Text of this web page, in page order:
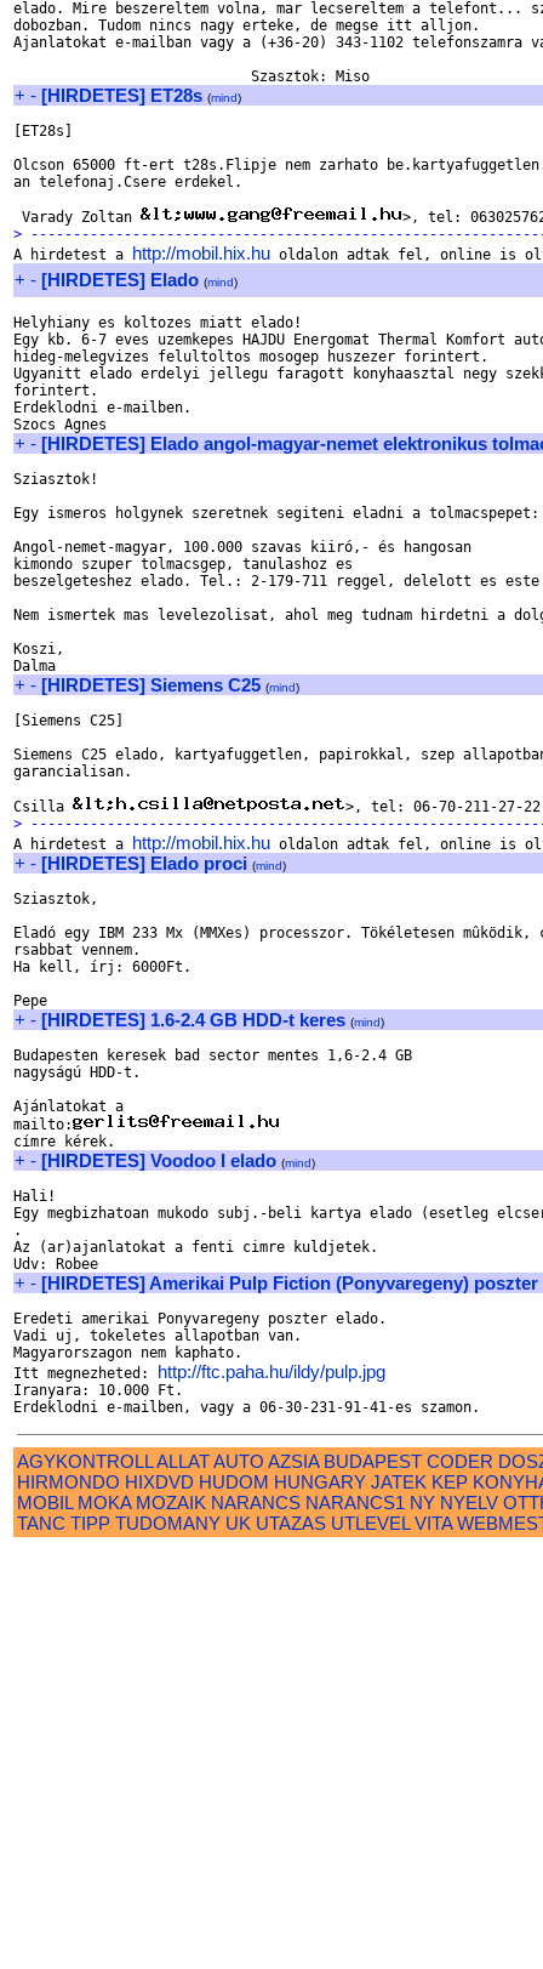
elado. Mire beszereltem volna, mar lecsereltem a telefont...
dobozban. Tudom nincs nagy erteke, de megse itt alljon.
Ajanlatokat e-mailban vagy a (+36-20) 343-1102 telefonszamra
+ - [HIRDETES] ET28s (mind)
[ET28s]
Olcson 65000 ft-ert t28s.Flipje nem zarhato
an telefonaj.Csere erdekel.
Varady Zoltan
>
A hirdetest a http://mobil.hix.hu
+ - [HIRDETES] Elado (mind)
Helyhiany es koltozes miatt elado!
Egy kb. 6-7 eves uzemkepes HAJDU Energomat Thermal Komfort
hideg-melegvizes felultoltos mosogep huszezer forintert.
Ugyanitt elado erdelyi jellegu faragott konyhaasztal negy
forintert.
Erdeklodni e-mailben.
+ - [HIRDETES] Elado angol-magyar-nemet elektronikus
Sziasztok!
Egy ismeros holgynek szeretnek segiteni eladni a tolmacspepet:
Angol-nemet-magyar, 100.000 szavas kiiró,- és hangosan
kimondo szuper tolmacsgep, tanulashoz es
beszelgeteshez elado. Tel.: 2-179-711 reggel, delelott es
Nem ismertek mas levelezolisat, ahol meg tudnam hirdetni a
Koszi,
+ - [HIRDETES] Siemens C25 (mind)
[Siemens C25]
Siemens C25 elado, kartyafuggetlen, papirokkal, szep
garancialisan.
Csilla
>
A hirdetest a http://mobil.hix.hu
+ - [HIRDETES] Elado proci (mind)
Sziasztok,
Eladó egy IBM 233 Mx (MMXes) processzor. Tökéletesen
rsabbat vennem.
Ha kell, írj: 6000Ft.
+ - [HIRDETES] 1.6-2.4 GB HDD-t keres (mind)
Budapesten keresek bad sector mentes 1,6-2.4 GB
nagyságú HDD-t.
Ajánlatokat a
mailto:
+ - [HIRDETES] Voodoo I elado (mind)
Hali!
Egy megbizhatoan mukodo subj.-beli kartya elado (esetleg
.
Az (ar)ajanlatokat a fenti cimre kuldjetek.
+ - [HIRDETES] Amerikai Pulp Fiction (Ponyvaregeny) poszter
Eredeti amerikai Ponyvaregeny poszter elado.
Vadi uj, tokeletes allapotban van.
Magyarorszagon nem kaphato.
Itt megnezheted: http://ftc.paha.hu/ildy/pulp.jpg
Iranyara: 10.000 Ft.
AGYKONTROLLALLATAUTO AZSIA BUDAPEST CODER
HIRMONDO HIXDVD HUDOM HUNGARY JATEK KEP
MOBIL MOKA MOZAIK NARANCS NARANCS1 NY NYELV
TANC TIPP TUDOMANY UK UTAZAS UTLEVEL VITA